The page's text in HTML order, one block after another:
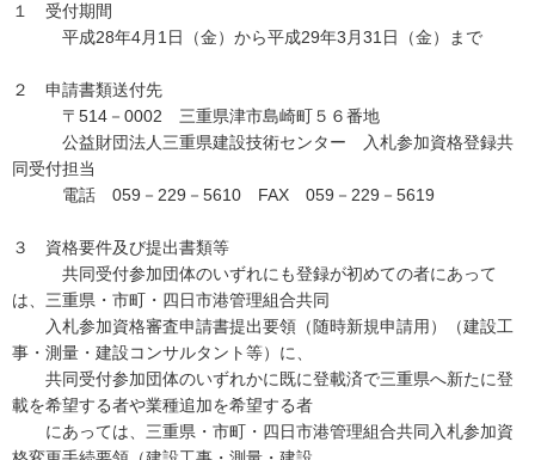
１ 受付期間
平成28年4月1日（金）から平成29年3月31日（金）まで
２ 申請書類送付先
〒514－0002 三重県津市島崎町５６番地
公益財団法人三重県建設技術センター 入札参加資格登録共
同受付担当
電話 059－229－5610 FAX 059－229－5619
３ 資格要件及び提出書類等
共同受付参加団体のいずれにも登録が初めての者にあって
は、三重県・市町・四日市港管理組合共同
入札参加資格審査申請書提出要領（随時新規申請用）（建設工
事・測量・建設コンサルタント等）に、
共同受付参加団体のいずれかに既に登載済で三重県へ新たに登
載を希望する者や業種追加を希望する者
にあっては、三重県・市町・四日市港管理組合共同入札参加資